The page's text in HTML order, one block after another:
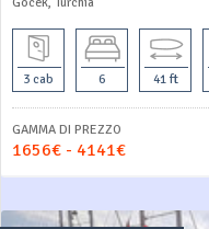
3 cab 6 41 ft
GAMMA DI PREZZO
1656€ - 4141€